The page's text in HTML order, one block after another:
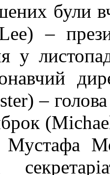
були
–
у
–